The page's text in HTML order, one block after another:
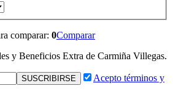
comparar: 0Comparar
y Beneficios Extra de Carmiña Villegas.
Acepto términos y